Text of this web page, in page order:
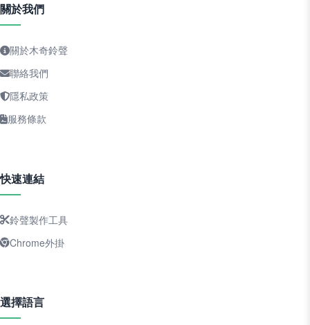
關於我們
關於木奇鈴聲
聯絡我們
隱私政策
服務條款
快速連結
鈴聲製作工具
Chrome外掛
選擇語言